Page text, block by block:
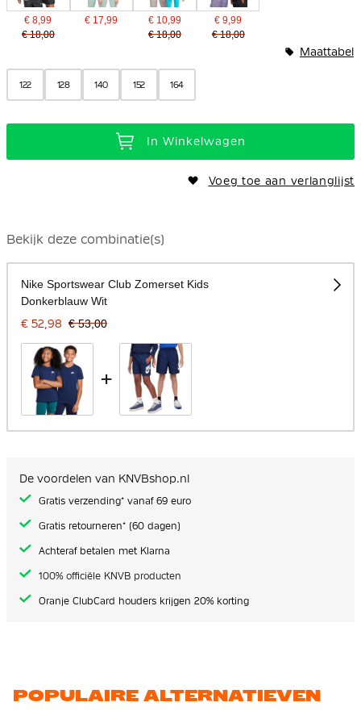
€ 8,99
€ 18,00
€ 17,99
€ 10,99
€ 18,00
€ 9,99
€ 18,00
122 128 140 152 164
Maattabel
In Winkelwagen
Voeg toe aan verlanglijst
Bekijk deze combinatie(s)
Nike Sportswear Club Zomerset Kids
Donkerblauw Wit
€ 52,98 € 53,00
+
De voordelen van KNVBshop.nl
Gratis verzending* vanaf 69 euro
Gratis retourneren* (60 dagen)
Achteraf betalen met Klarna
100% officiële KNVB producten
Oranje ClubCard houders krijgen 20% korting
POPULAIRE ALTERNATIEVEN